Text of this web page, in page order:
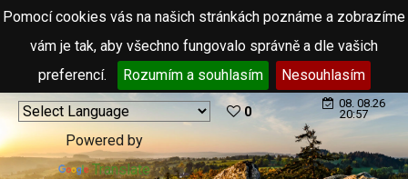
Pomocí cookies vás na našich stránkách poznáme a zobrazíme
vám je tak, aby všechno fungovalo správně a dle vašich
preferencí.
Rozumím a souhlasím Nesouhlasím
Powered by
Translate
0
08. 08.26
20:57